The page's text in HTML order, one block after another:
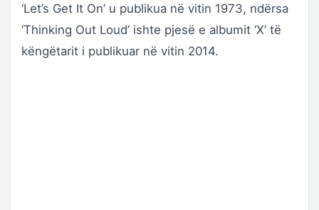
‘Let’s Get It On’ u publikua në vitin 1973, ndërsa
‘Thinking Out Loud’ ishte pjesë e albumit ‘X’ të
këngëtarit i publikuar në vitin 2014.